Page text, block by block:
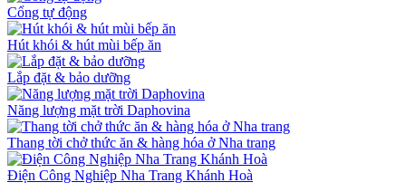
Cổng tự động
Hút khói & hút mùi bếp ăn
Lắp đặt & bảo dưỡng
Năng lượng mặt trời Daphovina
Thang tời chở thức ăn & hàng hóa ở Nha trang
Điện Công Nghiệp Nha Trang Khánh Hoà